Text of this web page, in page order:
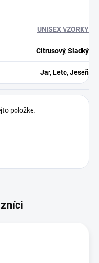
UNISEX VZORKY
Citrusový, Sladký
Jar, Leto, Jeseň
položke.